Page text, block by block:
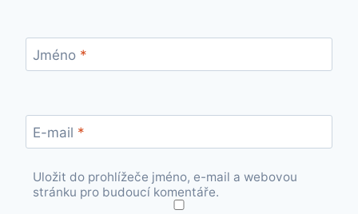
Jméno *
E-mail *
Uložit do prohlížeče jméno, e-mail a webovou
stránku pro budoucí komentáře.